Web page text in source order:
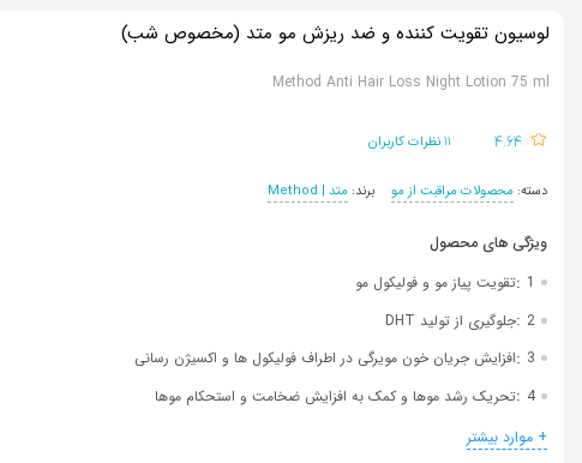
لوسیون تقویت کننده و ضد ریزش مو متد (مخصوص شب)
Method Anti Hair Loss Night Lotion 75 ml
4.64
11نظرات کاربران
دسته: محصولات مراقبت از مو برند: متد | Method
1
:تقویت پیاز مو و فولیکول مو
2
:جلوگیری از تولید DHT
3
:افزایش جریان خون مویرگی در اطراف فولیکول ها و اکسیژن رسانی
4
:تحریک رشد موها و کمک به افزایش ضخامت و استحکام موها
5
:رفع ریزش مو با الگو های ارثی (بانوان و آقایان)
+ موارد بیشتر